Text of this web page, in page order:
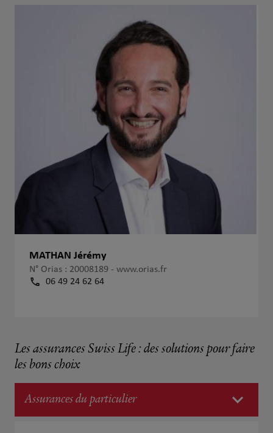
MATHAN Jérémy
N° Orias : 20008189 - www.orias.fr
06 49 24 62 64
Les assurances Swiss Life : des solutions pour faire
les bons choix
Assurances du particulier